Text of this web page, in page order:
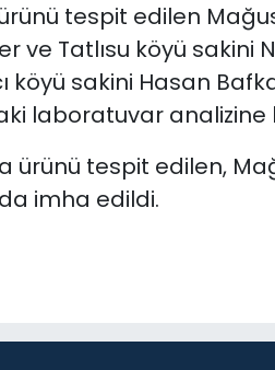
tespit edilen
ve Tatlısu köyü sakini
köyü sakini Hasan
laboratuvar
ürünü tespit edilen,
imha edildi.